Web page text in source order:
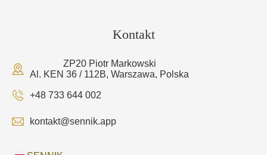
Kontakt
ZP20 Piotr Markowski
Al. KEN 36 / 112B, Warszawa, Polska
+48 733 644 002
kontakt@sennik.app